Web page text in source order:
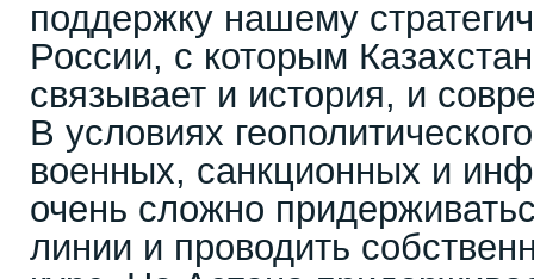
поддержку нашему
России, с которым
связывает и история, и
В условиях
военных, санкционных и
очень сложно
линии и проводить